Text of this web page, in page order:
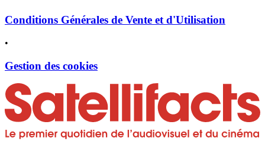
Conditions Générales de Vente et d'Utilisation
•
Gestion des cookies